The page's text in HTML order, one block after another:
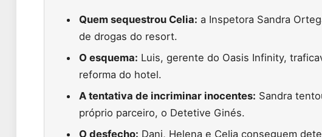
Quem sequestrou Celia: a Inspetora Sandra
de drogas do resort.
O esquema: Luis, gerente do Oasis Infinity,
reforma do hotel.
A tentativa de incriminar inocentes: Sandra
próprio parceiro, o Detetive Ginés.
O desfecho: Dani, Helena e Celia conseguem